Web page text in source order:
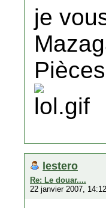
je
lestero
Re: Le douar....
22 janvier 2007, 14:12